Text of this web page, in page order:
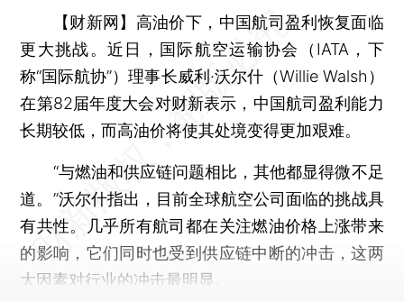
【财新网】 高油价下，中国航司盈利恢复面临
更大挑战。近日，国际航空运输协会（IATA，下
称“国际航协”）理事长威利·沃尔什（Willie Walsh）
在第82届年度大会对财新表示，中国航司盈利能力
长期较低，而高油价将使其处境变得更加艰难。
“与燃油和供应链问题相比，其他都显得微不足
道。”沃尔什指出，目前全球航空公司面临的挑战具
有共性。几乎所有航司都在关注燃油价格上涨带来
的影响，它们同时也受到供应链中断的冲击，这两
大因素对行业的冲击最明显。